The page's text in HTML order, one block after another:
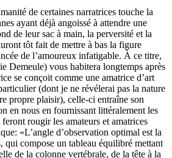
de certaines narratrices touche la
ayant déjà angoissé à attendre une
de leur sac à main, la perversité et la
tôt fait de mettre à bas la figure
de l’amoureux infatigable. À ce titre,
Demeule) vous habitera longtemps après
se conçoit comme une amatrice d’art
(dont je ne révélerai pas la nature
propre plaisir), celle-ci entraîne son
en nous en fournissant littéralement les
rougir les amateurs et amatrices
«L’angle d’observation optimal est la
qui compose un tableau équilibré mettant
de la colonne vertébrale, de la tête à la